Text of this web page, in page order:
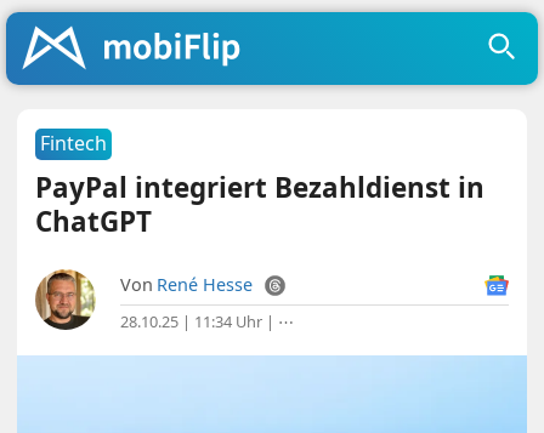
Fintech
PayPal integriert Bezahldienst in
ChatGPT
Von René Hesse
28.10.25 | 11:34 Uhr | ⋯